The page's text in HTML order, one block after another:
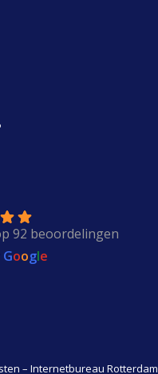
92 beoordelingen
Google
– Internetbureau Rotterdam